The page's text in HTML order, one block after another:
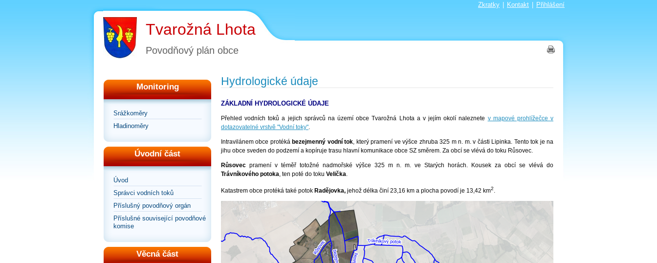
Zkratky Kontakt Přihlášení
Tvarožná Lhota
Povodňový plán obce
Monitoring
Srážkoměry
Hladinoměry
Úvodní část
Úvod
Správci vodních toků
Příslušný povodňový orgán
Příslušné související povodňové
komise
Věcná část
Hydrologické údaje
ZÁKLADNÍ HYDROLOGICKÉ ÚDAJE
Přehled vodních toků a jejich správců na území obce Tvarožná Lhota a v jejím okolí naleznete v mapové prohlížečce v
dotazovatelné vrstvě "Vodní toky".
Intravilánem obce protékábezejmenný vodní tok, který pramení ve výšce zhruba 325 m n. m. v části Lipinka. Tento tok je na
jihu obce sveden do podzemí a kopíruje trasu hlavní komunikace obce SZ směrem. Za obcí se vlévá do toku Růsovec.
Růsovec pramení v téměř totožné nadmořské výšce 325 m n. m. ve Starých horách. Kousek za obcí se vlévá do
Trávníkového potoka, ten poté do toku Velička.
Katastrem obce protéká také potok Radějovka, jehož délka činí 23,16 km a plocha povodí je 13,42 km2.